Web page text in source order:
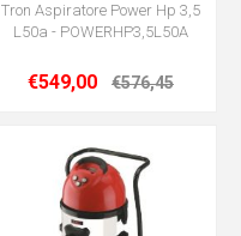
Tron Aspiratore Power Hp 3,5
L50a - POWERHP3,5L50A
€549,00 €576,45